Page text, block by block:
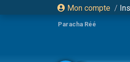
Mon compte /
Paracha Réé